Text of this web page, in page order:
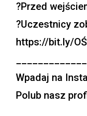
?Przed
?Uczestnicy
https://bit.ly/
Wpadaj na
Polub nasz